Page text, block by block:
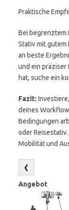
Praktische
Bei begrenztem
Stativ mit gutem
an beste
und ein präziser
hat, suche ein
Fazit:
deines
Bedingungen
oder
Mobilität und
❮
Angebot